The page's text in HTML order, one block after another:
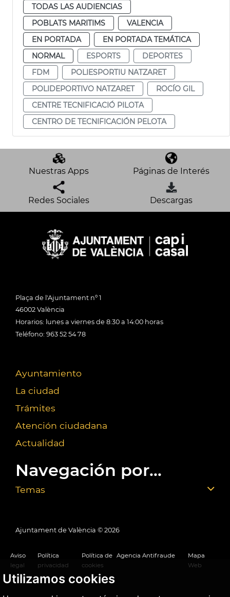
Utilizamos cookies
TODAS LAS AUDIENCIAS
POBLATS MARITIMS
VALENCIA
EN PORTADA
EN PORTADA TEMÁTICA
NORMAL
ESPORTS
DEPORTES
FDM
POLIESPORTIU NATZARET
POLIDEPORTIVO NATZARET
ROCÍO GIL
CENTRE TECNIFICACIÓ PILOTA
CENTRO DE TECNIFICACIÓN PELOTA
Nuestras Apps Páginas de Interés
Redes Sociales Descargas
Plaça de l'Ajuntament nº 1
46002 València
Horarios: lunes a viernes de 8:30 a 14:00 horas
Teléfono: 963 52 54 78
Ayuntamiento
La ciudad
Trámites
Atención ciudadana
Actualidad
Navegación por...
Temas
Ajuntament de València © 2026
Aviso
legal
Política
privacidad
Política de
cookies
Agencia Antifraude
Mapa
Web